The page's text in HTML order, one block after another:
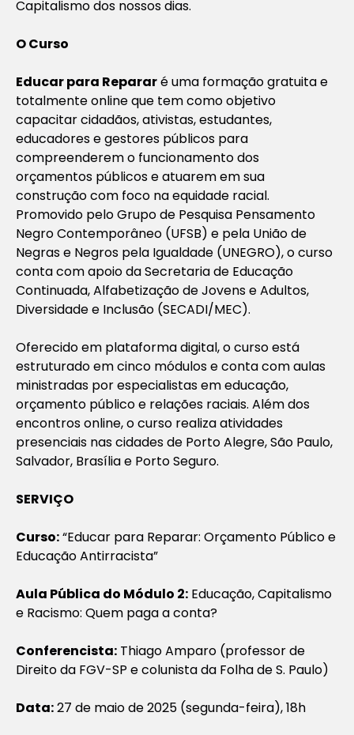
Capitalismo dos nossos dias.
O Curso
Educar para Repararé uma formação gratuita e
totalmente online que tem como objetivo
capacitar cidadãos, ativistas, estudantes,
educadores e gestores públicos para
compreenderem o funcionamento dos
orçamentos públicos e atuarem em sua
construção com foco na equidade racial.
Promovido pelo Grupo de Pesquisa Pensamento
Negro Contemporâneo (UFSB) e pela União de
Negras e Negros pela Igualdade (UNEGRO), o curso
conta com apoio da Secretaria de Educação
Continuada, Alfabetização de Jovens e Adultos,
Diversidade e Inclusão (SECADI/MEC).
Oferecido em plataforma digital, o curso está
estruturado em cinco módulos e conta com aulas
ministradas por especialistas em educação,
orçamento público e relações raciais. Além dos
encontros online, o curso realiza atividades
presenciais nas cidades de Porto Alegre, São Paulo,
Salvador, Brasília e Porto Seguro.
SERVIÇO
Curso:“Educar para Reparar: Orçamento Público e
Educação Antirracista”
Aula Pública do Módulo 2: Educação, Capitalismo
e Racismo: Quem paga a conta?
Conferencista: Thiago Amparo (professor de
Direito da FGV-SP e colunista da Folha de S. Paulo)
Data:27 de maio de 2025 (segunda-feira), 18h